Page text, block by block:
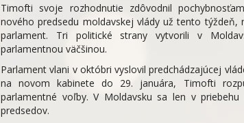
Timofti svoje rozhodnutie zdôvodnil
nového predsedu moldavskej vlády už tento týždeň,
parlament. Tri politické strany vytvorili v
parlamentnou väčšinou.
Parlament vlani v októbri vyslovil predchádzajúcej
na novom kabinete do 29. januára, Timofti
parlamentné voľby. V Moldavsku sa len v
predsedov.